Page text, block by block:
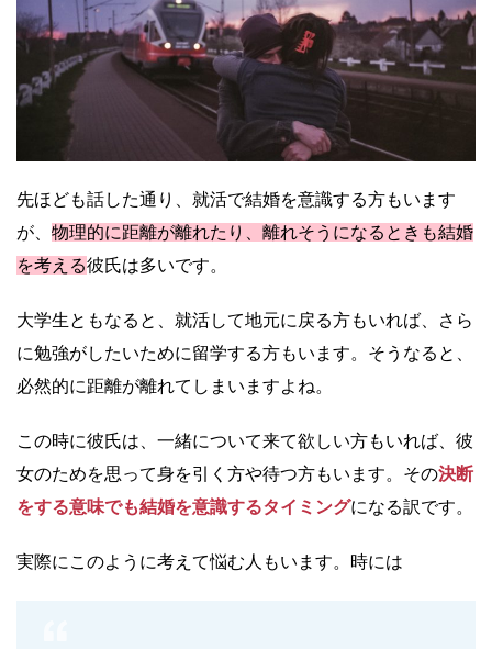
先ほども話した通り、就活で結婚を意識する方もいます
が、 物理的に距離が離れたり、離れそうになるときも結婚
を考える彼氏は多いです。
大学生ともなると、就活して地元に戻る方もいれば、さら
に勉強がしたいために留学する方もいます。そうなると、
必然的に距離が離れてしまいますよね。
この時に彼氏は、一緒について来て欲しい方もいれば、彼
女のためを思って身を引く方や待つ方もいます。その決断
をする意味でも結婚を意識するタイミングになる訳です。
実際にこのように考えて悩む人もいます。時には